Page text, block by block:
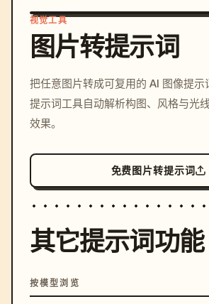
c,
colors,
视觉工具
图片转提示词
把任意图片转成可复用的 AI 图像提示
提示词工具自动解析构图、风格与光
效果。
免费图片转提示词
其它提示词功能
按模型浏览